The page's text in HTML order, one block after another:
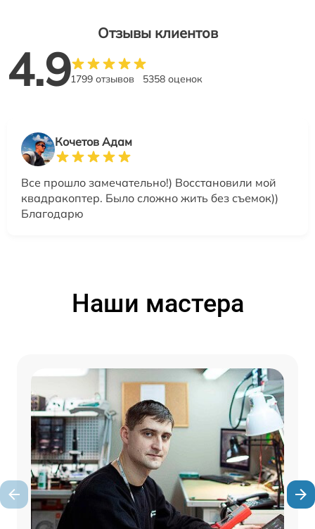
Отзывы клиентов
4.91799 отзывов 5358 оценок
Кочетов Адам
Все прошло замечательно!) Восстановили мой
квадракоптер. Было сложно жить без съемок))
Благодарю
Наши мастера